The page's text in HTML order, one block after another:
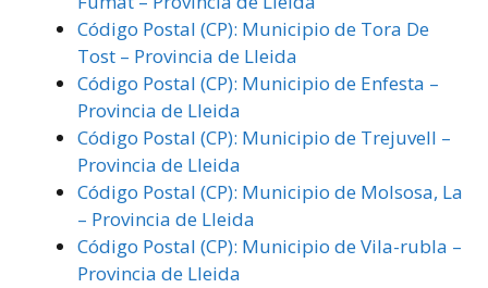
Código Postal (CP): Municipio de Tora De
Tost – Provincia de Lleida
Código Postal (CP): Municipio de Enfesta –
Provincia de Lleida
Código Postal (CP): Municipio de Trejuvell –
Provincia de Lleida
Código Postal (CP): Municipio de Molsosa, La
– Provincia de Lleida
Código Postal (CP): Municipio de Vila-rubla –
Provincia de Lleida